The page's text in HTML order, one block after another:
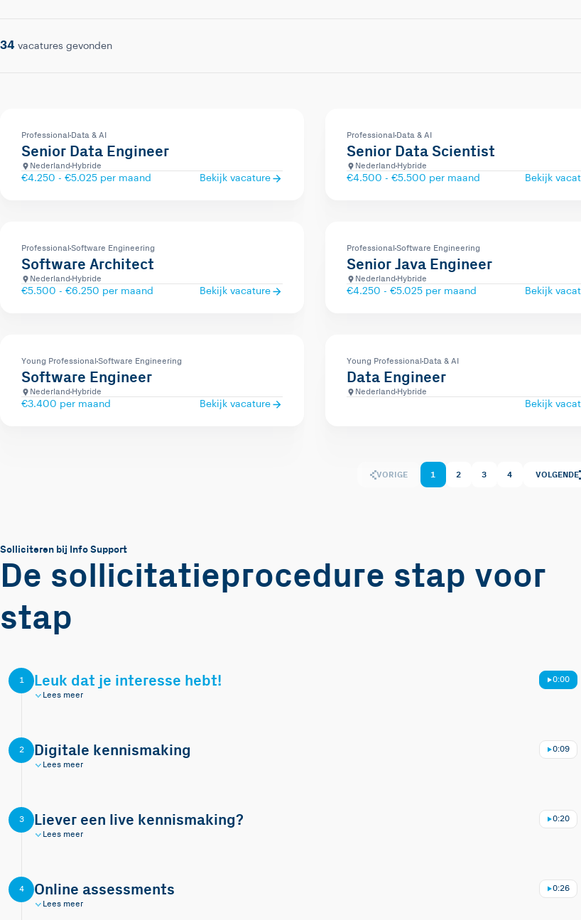
34 vacatures gevonden
Professional Data & AI
Senior Data Engineer
Nederland Hybride
€4.250 - €5.025 per maand Bekijk vacature
Professional Data & AI
Senior Data Scientist
Nederland Hybride
€4.500 - €5.500 per maand Bekijk
Professional Software Engineering
Software Architect
Nederland Hybride
€5.500 - €6.250 per maand Bekijk vacature
Professional Software Engineering
Senior Java Engineer
Nederland Hybride
€4.250 - €5.025 per maand Bekijk
Young Professional Software Engineering
Software Engineer
Nederland Hybride
€3.400 per maand Bekijk vacature
Young Professional Data & AI
Data Engineer
Nederland Hybride
Bekijk
VORIGE 1 2 3 4 VOLGENDE
Solliciteren bij Info Support
De sollicitatieprocedure stap voor
stap
1 Leuk dat je interesse hebt!
0:00
Lees meer
2 Digitale kennismaking
0:09
Lees meer
3 Liever een live kennismaking?
0:20
Lees meer
4 Online assessments
0:26
Lees meer